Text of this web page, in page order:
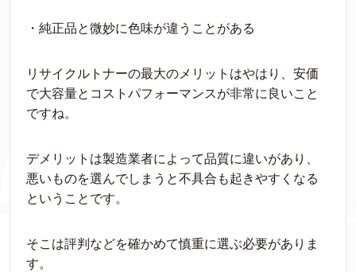
・純正品と微妙に色味が違うことがある
リサイクルトナーの最大のメリットはやはり、安価
で大容量とコストパフォーマンスが非常に良いこと
ですね。
デメリットは製造業者によって品質に違いがあり、
悪いものを選んでしまうと不具合も起きやすくなる
ということです。
そこは評判などを確かめて慎重に選ぶ必要がありま
す。